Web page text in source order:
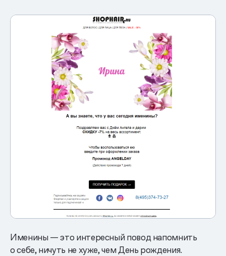
Именины — это интересный повод напомнить
о себе, ничуть не хуже, чем День рождения.